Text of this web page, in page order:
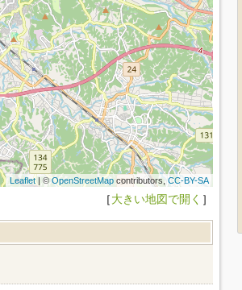
Leaflet| ©OpenStreetMapcontributors, CC-BY-SA
［大きい地図で開く ］